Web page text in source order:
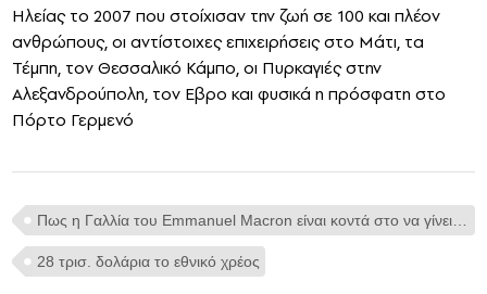
Ηλείας το 2007 που στοίχισαν την ζωή σε 100 και πλέον
ανθρώπους, οι αντίστοιχες επιχειρήσεις στο Μάτι, τα
Τέμπη, τον Θεσσαλικό Κάμπο, οι Πυρκαγιές στην
Αλεξανδρούπολη, τον Εβρο και φυσικά η πρόσφατη στο
Πόρτο Γερμενό
28 τρισ. δολάρια το εθνικό χρέος